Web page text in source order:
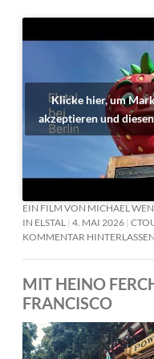
Klicke hier, um
akzeptieren und
EIN FILM VON MICHAEL
IN ELSTAL 4. MAI 2026
KOMMENTAR HINTERLASSEN
MIT HEINO
FRANCISCO